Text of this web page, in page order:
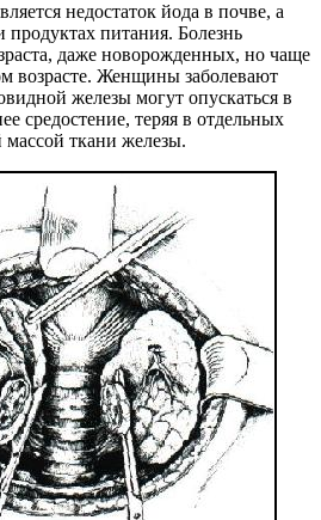
недостаток йода в почве, а
продуктах питания. Болезнь
даже новорожденных, но чаще
возрасте. Женщины заболевают
железы могут опускаться в
средостение, теряя в отдельных
массой ткани железы.